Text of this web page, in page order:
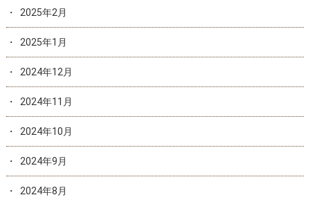
2025年2月
2025年1月
2024年12月
2024年11月
2024年10月
2024年9月
2024年8月